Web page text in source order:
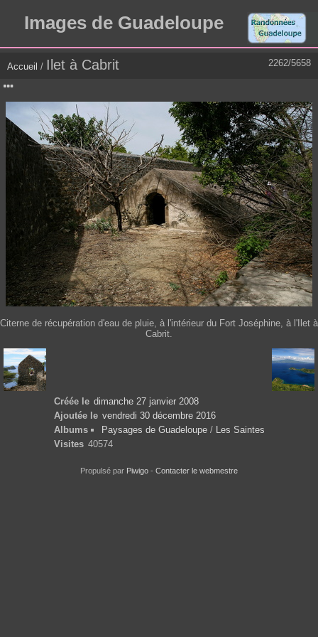
Images de Guadeloupe
2262/5658
Accueil / Ilet à Cabrit
Citerne de récupération d'eau de pluie, à l'intérieur du Fort Joséphine, à l'Ilet à
Cabrit.
Créée le dimanche 27 janvier 2008
Ajoutée le vendredi 30 décembre 2016
Albums
Paysages de Guadeloupe / Les Saintes
Visites 40574
Propulsé par Piwigo - Contacter le webmestre